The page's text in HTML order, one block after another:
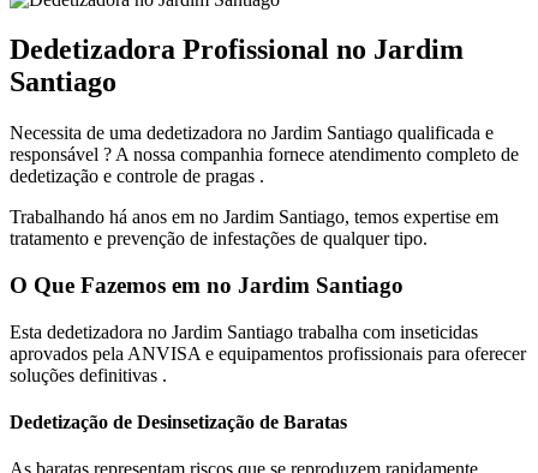
Dedetizadora Profissional no Jardim
Santiago
Necessita de uma dedetizadora no Jardim Santiago qualificada e
responsável ? A nossa companhia fornece atendimento completo de
dedetização e controle de pragas .
Trabalhando há anos em no Jardim Santiago, temos expertise em
tratamento e prevenção de infestações de qualquer tipo.
O Que Fazemos em no Jardim Santiago
Esta dedetizadora no Jardim Santiago trabalha com inseticidas
aprovados pela ANVISA e equipamentos profissionais para oferecer
soluções definitivas .
Dedetização de Desinsetização de Baratas